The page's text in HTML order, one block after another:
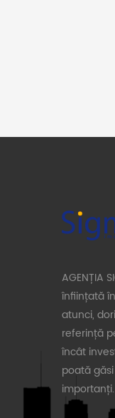
AGENȚIA
înființată
atunci,
referință
încât
poată
importanți.